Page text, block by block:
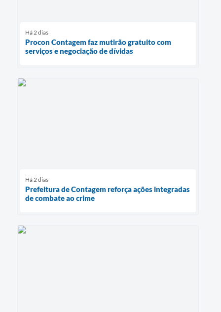
Há 2 dias
Procon Contagem faz mutirão gratuito com
serviços e negociação de dívidas
Há 2 dias
Prefeitura de Contagem reforça ações integradas
de combate ao crime